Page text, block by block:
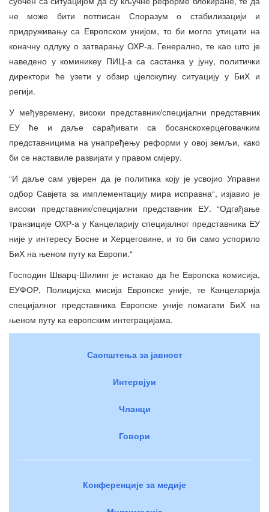
не може бити потписан Споразум о стабилизацији и
придруживању са Европском унијом, то би могло утицати на
коначну одлуку о затварању ОХР-а. Генерално, те као што је
наведено у коминикеу ПИЦ-а са састанка у јуну, политички
директори ће узети у обзир цјелокупну ситуацију у БиХ и
регији.
У међувремену, високи представник/специјални представник
ЕУ ће и даље сарађивати са босанскохерцеговачким
представницима на унапређењу реформи у овој земљи, како
би се наставиле развијати у правом смјеру.
“И даље сам увјерен да је политика коју је усвојио Управни
одбор Савјета за имплементацију мира исправна“, изјавио је
високи представник/специјални представник ЕУ. “Одгађање
транзиције ОХР-а у Канцеларију специјалног представника ЕУ
није у интересу Босне и Херцеговине, и то би само успорило
БиХ на њеном путу ка Европи.“
Господин Шварц-Шилинг је истакао да ће Европска комисија,
ЕУФОР, Полицијска мисија Европске уније, те Канцеларија
специјалног представника Европске уније помагати БиХ на
њеном путу ка европским интеграцијама.
Саопштења за јавност
Интервјуи
Чланци
Говори
Конференције за медије